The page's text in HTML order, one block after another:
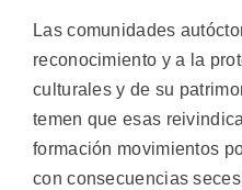
Las comunidades
reconocimiento y a la
culturales y de su
temen que esas
formación movimientos
con consecuencias